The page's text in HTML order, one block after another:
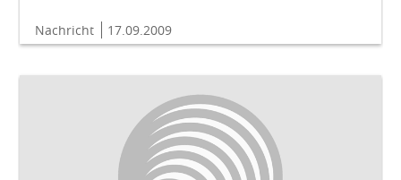
Nachricht 17.09.2009